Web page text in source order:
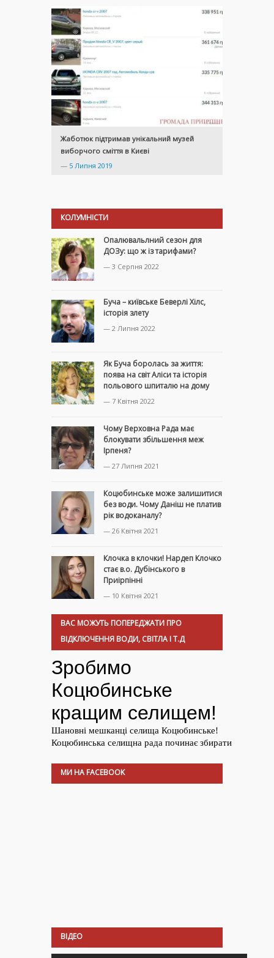
Жаботюк підтримав унікальний музей
виборчого сміття в Києві
— 5 Липня 2019
КОЛУМНІСТИ
Опалювальлний сезон для
ДОЗу: що ж із тарифами?
— 3 Серпня 2022
Буча – київське Беверлі Хілс,
історія злету
— 2 Липня 2022
Як Буча боролась за життя:
поява на світ Аліси та історія
польового шпиталю на дому
— 7 Квітня 2022
Чому Верховна Рада має
блокувати збільшення меж
Ірпеня?
— 27 Липня 2021
Коцюбинське може залишитися
без води. Чому Даніш не платив
рік водоканалу?
— 26 Квітня 2021
Клочка в клочки! Нардеп Клочко
стає в.о. Дубінського в
Приірпінні
— 10 Квітня 2021
ВАС МОЖУТЬ ПОПЕРЕДЖАТИ ПРО
ВІДКЛЮЧЕННЯ ВОДИ, СВІТЛА І Т.Д
МИ НА FACEBOOK
ВІДЕО